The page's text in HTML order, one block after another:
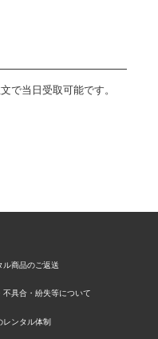
で当日受取可能です。
ル商品のご返送
不具合・紛失等について
レンタル体制